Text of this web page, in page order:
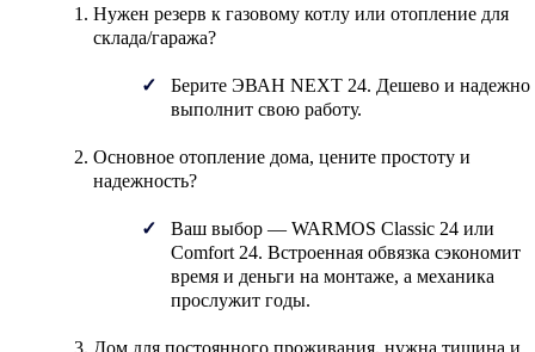
Нужен резерв к газовому котлу или отопление для
склада/гаража?
Берите ЭВАН NEXT 24. Дешево и надежно
выполнит свою работу.
Основное отопление дома, цените простоту и
надежность?
Ваш выбор — WARMOS Classic 24 или
Comfort 24. Встроенная обвязка сэкономит
время и деньги на монтаже, а механика
прослужит годы.